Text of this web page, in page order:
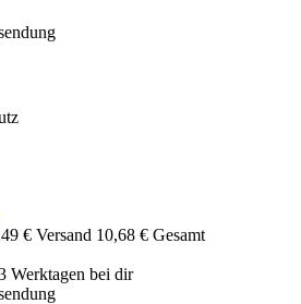
€ Versand 10,68 € Gesamt
Werktagen bei dir